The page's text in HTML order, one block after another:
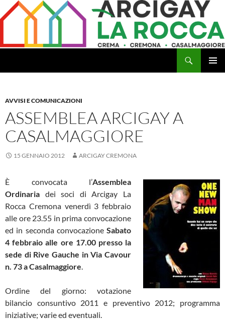
al
AVVISI E COMUNICAZIONI
ASSEMBLEA ARCIGAY A
CASALMAGGIORE
15 GENNAIO 2012 ARCIGAY CREMONA
È convocata l’Assemblea
Ordinaria dei soci di Arcigay La
Rocca Cremona venerdì 3 febbraio
alle ore 23.55 in prima convocazione
ed in seconda convocazione Sabato
4 febbraio alle ore 17.00 presso la
sede di Rive Gauche in Via Cavour
n. 73 a Casalmaggiore
Ordine del giorno: votazione
bilancio consuntivo 2011 e preventivo 2012; programma
iniziative; varie ed eventuali.